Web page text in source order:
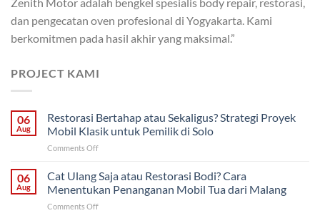
dan pengecatan oven profesional di Yogyakarta. Kami
berkomitmen pada hasil akhir yang maksimal.”
PROJECT KAMI
06
Aug
Restorasi Bertahap atau Sekaligus? Strategi Proyek
Mobil Klasik untuk Pemilik di Solo
Comments Offon
Bertahap
atau
Sekaligus?
Strategi
06
Aug
Cat Ulang Saja atau Restorasi Bodi? Cara
Menentukan Penanganan Mobil Tua dari Malang
Comments Offon